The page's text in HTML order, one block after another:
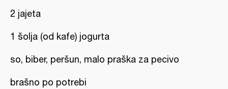
2 jajeta
1 šolja (od kafe) jogurta
so, biber, peršun, malo praška za pecivo
brašno po potrebi